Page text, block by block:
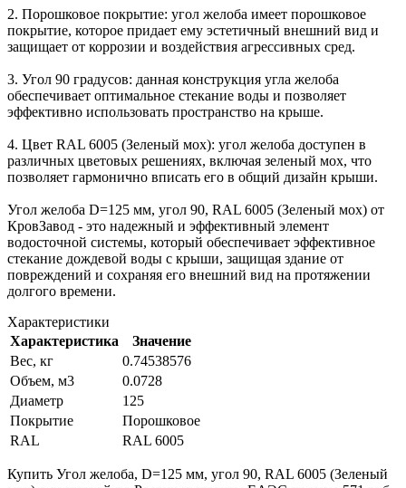
2. Порошковое покрытие: угол желоба имеет порошковое
покрытие, которое придает ему эстетичный внешний вид и
защищает от коррозии и воздействия агрессивных сред.
3. Угол 90 градусов: данная конструкция угла желоба
обеспечивает оптимальное стекание воды и позволяет
эффективно использовать пространство на крыше.
4. Цвет RAL 6005 (Зеленый мох): угол желоба доступен в
различных цветовых решениях, включая зеленый мох, что
позволяет гармонично вписать его в общий дизайн крыши.
Угол желоба D=125 мм, угол 90, RAL 6005 (Зеленый мох) от
КровЗавод - это надежный и эффективный элемент
водосточной системы, который обеспечивает эффективное
стекание дождевой воды с крыши, защищая здание от
повреждений и сохраняя его внешний вид на протяжении
долгого времени.
Характеристики
Характеристика
Значение
Вес, кг
0.74538576
Объем, м3
0.0728
Диаметр
125
Покрытие
Порошковое
RAL
RAL 6005
Купить Угол желоба, D=125 мм, угол 90, RAL 6005 (Зеленый